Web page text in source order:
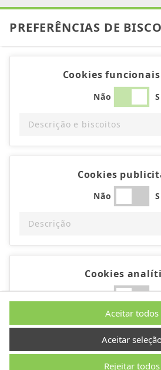
PREFERÊNCIAS DE
Cookies funcionais
Não
Descrição e biscoitos
Cookies
Não
Descrição
Cookies
Não
Descrição
Rejeitar todos
Aceitar
Aceitar todos